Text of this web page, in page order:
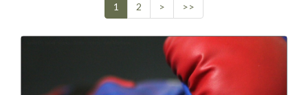
1 2 > >>